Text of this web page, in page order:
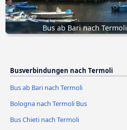
Bus ab Bari nach Termoli
Busverbindungen nach Termoli
Bus ab Bari nach Termoli
Bologna nach Termoli Bus
Bus Chieti nach Termoli